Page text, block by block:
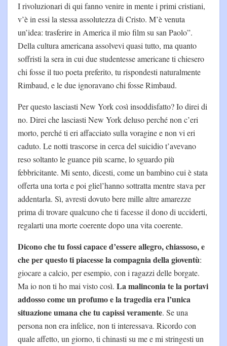
I rivoluzionari di qui fanno venire in mente i primi cristiani,
v’è in essi la stessa assolutezza di Cristo. M’è venuta
un’idea: trasferire in America il mio film su san Paolo”.
Della cultura americana assolvevi quasi tutto, ma quanto
soffristi la sera in cui due studentesse americane ti chiesero
chi fosse il tuo poeta preferito, tu rispondesti naturalmente
Rimbaud, e le due ignoravano chi fosse Rimbaud.
Per questo lasciasti New York così insoddisfatto? Io direi di
no. Direi che lasciasti New York deluso perché non c’eri
morto, perché ti eri affacciato sulla voragine e non vi eri
caduto. Le notti trascorse in cerca del suicidio t’avevano
reso soltanto le guance più scarne, lo sguardo più
febbricitante. Mi sento, dicesti, come un bambino cui è stata
offerta una torta e poi gliel’hanno sottratta mentre stava per
addentarla. Sì, avresti dovuto bere mille altre amarezze
prima di trovare qualcuno che ti facesse il dono di ucciderti,
regalarti una morte coerente dopo una vita coerente.
Dicono che tu fossi capace d’essere allegro, chiassoso, e
che per questo ti piacesse la compagnia della gioventù:
giocare a calcio, per esempio, con i ragazzi delle borgate.
Ma io non ti ho mai visto così. La malinconia te la portavi
addosso come un profumo e la tragedia era l’unica
situazione umana che tu capissi veramente. Se una
persona non era infelice, non ti interessava. Ricordo con
quale affetto, un giorno, ti chinasti su me e mi stringesti un